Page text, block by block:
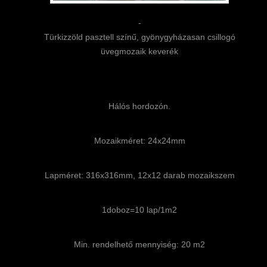
-
Türkizzöld pasztell színű, gyönygyházasan csillogó
üvegmozaik keverék
Hálós hordozón.
Mozaikméret: 24x24mm
Lapméret: 316x316mm, 12x12 darab mozaikszem
1doboz=10 lap/1m2
Min. rendelhető mennyiség: 20 m2